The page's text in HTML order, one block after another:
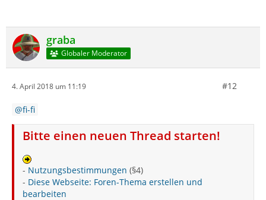
graba
Globaler Moderator
4. April 2018 um 11:19 #12
fi-fi
Bitte einen neuen Thread starten!
- Nutzungsbestimmungen (§4)
- Diese Webseite: Foren-Thema erstellen und
bearbeiten